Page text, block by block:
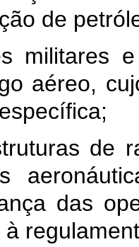
de
militares
aéreo,
de
das